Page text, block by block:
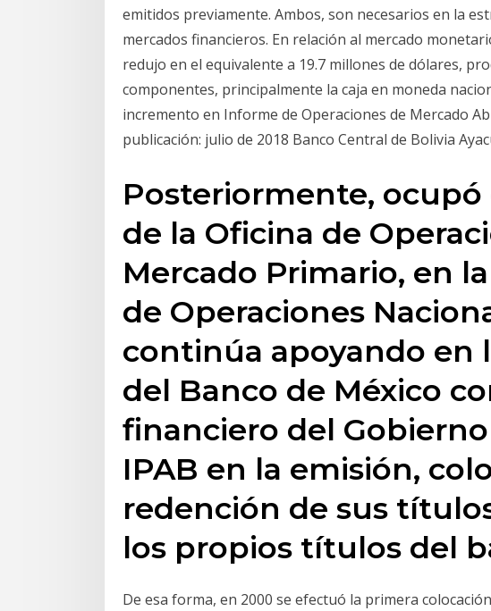
emitidos previamente. Ambos, son necesarios en la
mercados financieros. En relación al mercado
redujo en el equivalente a 19.7 millones de dólares,
componentes, principalmente la caja en moneda
incremento en Informe de Operaciones de Mercado
publicación: julio de 2018 Banco Central de Bolivia
Posteriormente, ocupó
de la Oficina de
Mercado Primario, en
de Operaciones
continúa apoyando en
del Banco de México
financiero del
IPAB en la emisión,
redención de sus
los propios títulos del
De esa forma, en 2000 se efectuó la primera